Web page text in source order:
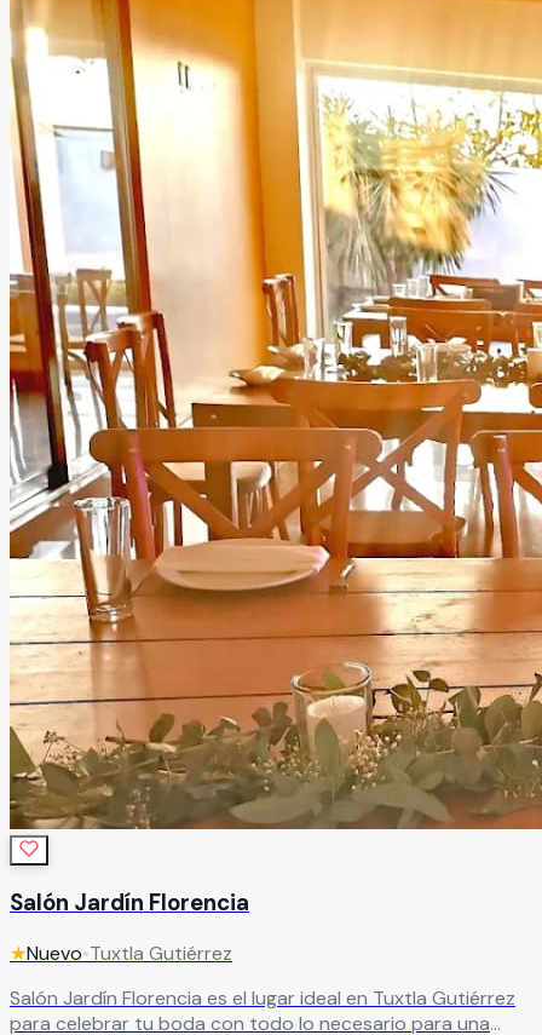
Salón Jardín Florencia
★Nuevo•Tuxtla Gutiérrez
Salón Jardín Florencia es el lugar ideal en Tuxtla Gutiérrez
para celebrar tu boda con todo lo necesario para una